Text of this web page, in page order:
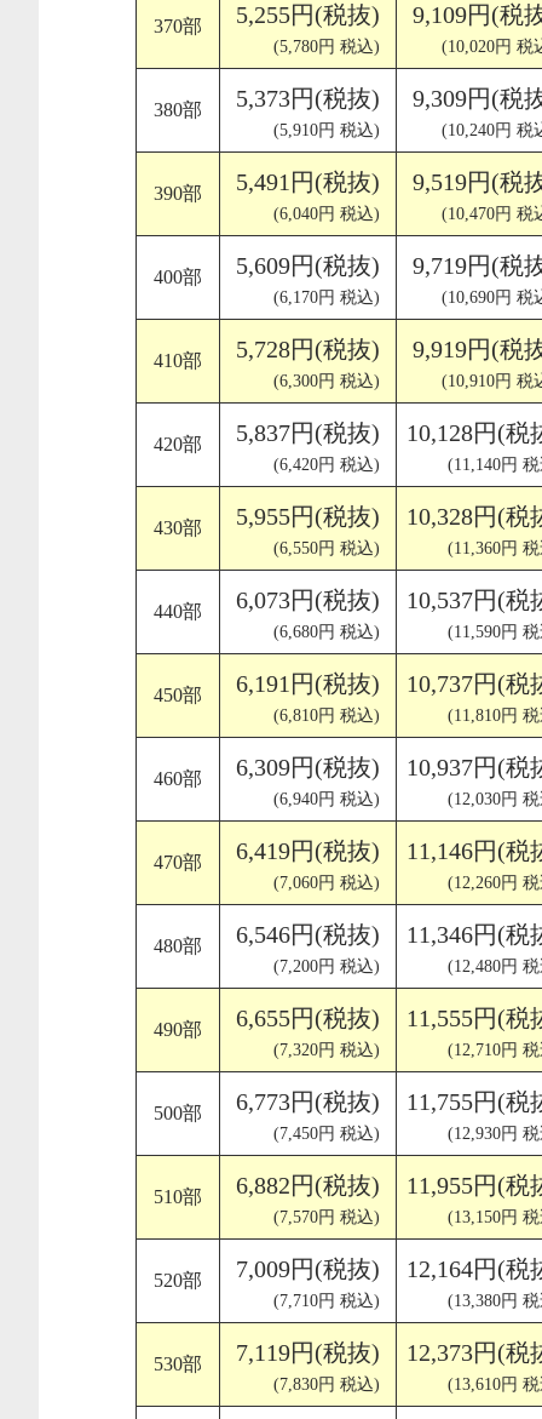
370部 5,255円(税抜)
(5,780円 税込)
9,109円(税
(10,020円 税
380部 5,373円(税抜)
(5,910円 税込)
9,309円(税
(10,240円 税
390部 5,491円(税抜)
(6,040円 税込)
9,519円(税
(10,470円 税
400部 5,609円(税抜)
(6,170円 税込)
9,719円(税
(10,690円 税
410部 5,728円(税抜)
(6,300円 税込)
9,919円(税
(10,910円 税
420部 5,837円(税抜)
(6,420円 税込)
10,128円(税
(11,140円
430部 5,955円(税抜)
(6,550円 税込)
10,328円(税
(11,360円
440部 6,073円(税抜)
(6,680円 税込)
10,537円(税
(11,590円
450部 6,191円(税抜)
(6,810円 税込)
10,737円(税
(11,810円
460部 6,309円(税抜)
(6,940円 税込)
10,937円(税
(12,030円
470部 6,419円(税抜)
(7,060円 税込)
11,146円(税
(12,260円
480部 6,546円(税抜)
(7,200円 税込)
11,346円(税
(12,480円
490部 6,655円(税抜)
(7,320円 税込)
11,555円(税
(12,710円
500部 6,773円(税抜)
(7,450円 税込)
11,755円(税
(12,930円
510部 6,882円(税抜)
(7,570円 税込)
11,955円(税
(13,150円
520部 7,009円(税抜)
(7,710円 税込)
12,164円(税
(13,380円
530部 7,119円(税抜)
(7,830円 税込)
12,373円(税
(13,610円